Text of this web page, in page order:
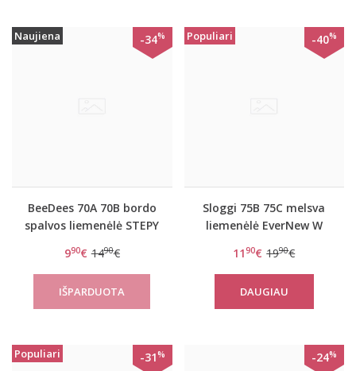
Naujiena -34%
BeeDees 70A 70B bordo
spalvos liemenėlė STEPY
990€ 1490€
Populiari -40%
Sloggi 75B 75C melsva
liemenėlė EverNew W
1190€ 1990€
DAUGIAU
Populiari -31% -24%